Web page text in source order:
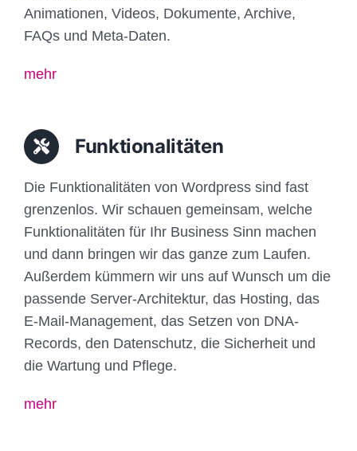
Animationen, Videos, Dokumente, Archive,
FAQs und Meta-Daten.
mehr
Funktionalitäten
Die Funktionalitäten von Wordpress sind fast
grenzenlos. Wir schauen gemeinsam, welche
Funktionalitäten für Ihr Business Sinn machen
und dann bringen wir das ganze zum Laufen.
Außerdem kümmern wir uns auf Wunsch um die
passende Server-Architektur, das Hosting, das
E-Mail-Management, das Setzen von DNA-
Records, den Datenschutz, die Sicherheit und
die Wartung und Pflege.
mehr